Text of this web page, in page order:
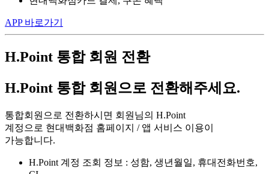
APP 바로가기
H.Point 통합 회원 전환
H.Point 통합 회원으로 전환해주세요.
통합회원으로 전환하시면 회원님의 H.Point
계정으로 현대백화점 홈페이지 / 앱 서비스 이용이
가능합니다.
H.Point 계정 조회 정보 : 성함, 생년월일, 휴대전화번호,